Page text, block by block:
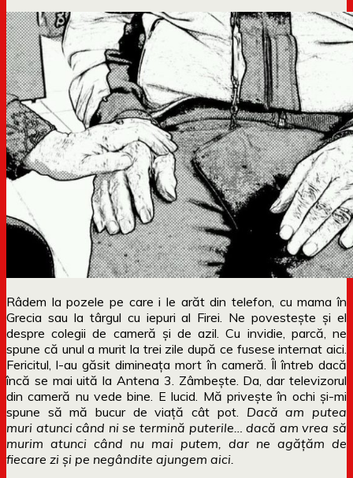
Râdem la pozele pe care i le arăt din telefon, cu mama în
Grecia sau la târgul cu iepuri al Firei. Ne povestește și el
despre colegii de cameră și de azil. Cu invidie, parcă, ne
spune că unul a murit la trei zile după ce fusese internat aici.
Fericitul, l-au găsit dimineața mort în cameră. Îl întreb dacă
încă se mai uită la Antena 3. Zâmbește. Da, dar televizorul
din cameră nu vede bine. E lucid. Mă privește în ochi și-mi
spune să mă bucur de viață cât pot. Dacă am putea
muri atunci când ni se termină puterile… dacă am vrea să
murim atunci când nu mai putem, dar ne agățăm de
fiecare zi și pe negândite ajungem aici.